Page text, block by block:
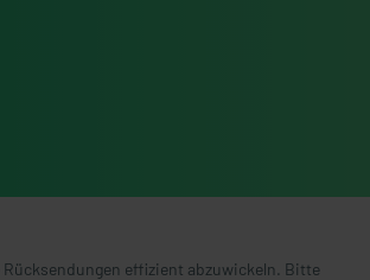
effizient abzuwickeln. Bitte